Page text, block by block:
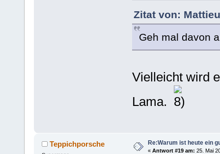
Zitat von:
Geh mal davon
Vielleicht wird
Lama.
Teppichporsche Re:Warum ist heute ein
« Antwort #19 am: 25. Mai